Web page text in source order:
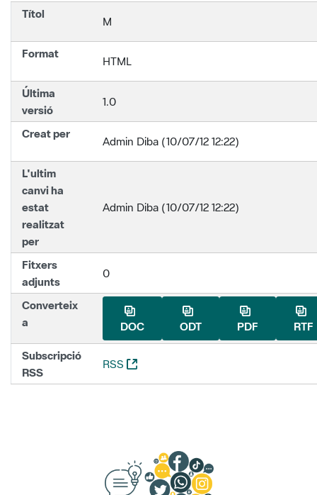
Títol
M
Format
HTML
Última
versió
1.0
Creat per
Admin Diba (10/07/12 12:22)
L'ultim
canvi ha
estat
realitzat
per
Admin Diba (10/07/12 12:22)
Fitxers
adjunts
0
Converteix
a
DOC ODT PDF RTF
Subscripció
RSS
RSS (Obre una nova finestra)